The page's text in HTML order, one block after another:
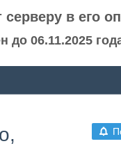
в его
до 06.11.2025